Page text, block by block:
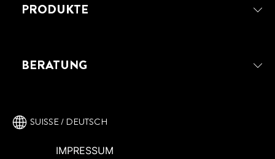
PRODUKTE
BERATUNG
SUISSE / DEUTSCH
IMPRESSUM